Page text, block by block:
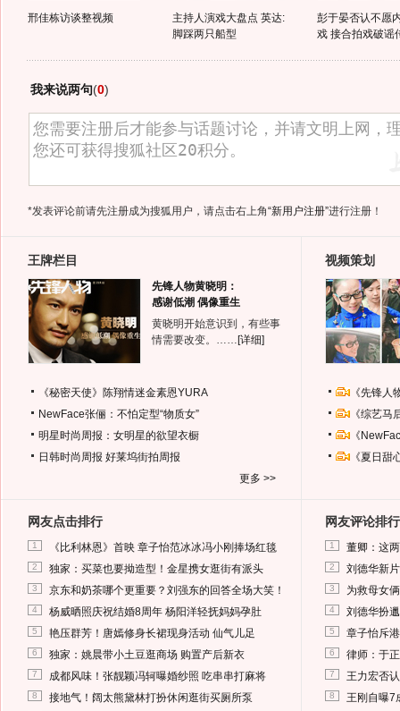
邢佳栋访谈整视频
主持人演戏大盘点 英达:
脚踩两只船型
彭于晏否认不愿
戏 接合拍戏破谣
我来说两句(0)
*发表评论前请先注册成为搜狐用户，请点击右上角“新用户注册”进行注册！
王牌栏目
先锋人物黄晓明：
感谢低潮 偶像重生
黄晓明开始意识到，有些事
情需要改变。…… [详细]
《秘密天使》陈翔情迷金素恩YURA
NewFace张俪：不怕定型“物质女”
明星时尚周报：女明星的欲望衣橱
日韩时尚周报 好莱坞街拍周报
更多 >>
视频策划
《先锋
《综艺
《
《夏日
网友点击排行
1 《比利林恩》首映 章子怡范冰冰冯小刚捧场红毯
2 独家：买菜也要拗造型！金星携女逛街有派头
3 京东和奶茶哪个更重要？刘强东的回答全场大笑！
4 杨威晒照庆祝结婚8周年 杨阳洋轻抚妈妈孕肚
5 艳压群芳！唐嫣修身长裙现身活动 仙气儿足
6 独家：姚晨带小土豆逛商场 购置产后新衣
7 成都风味！张靓颖冯轲曝婚纱照 吃串串打麻将
8 接地气！阔太熊黛林打扮休闲逛街买厕所泵
网友评论排行
1 董卿：这
2 刘德华新
3 为救母女
4 刘德华扮
5 章子怡斥
6 律师：于
7 王力宏否
8 王刚自曝7